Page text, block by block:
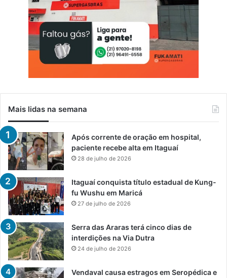
Mais lidas na semana
Após corrente de oração em hospital,
paciente recebe alta em Itaguaí
28 de julho de 2026
Itaguaí conquista título estadual de Kung-
fu Wushu em Maricá
27 de julho de 2026
Serra das Araras terá cinco dias de
interdições na Via Dutra
24 de julho de 2026
Vendaval causa estragos em Seropédica e